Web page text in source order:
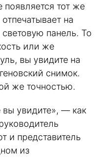
тот же
на
панель. То
или же
вы увидите на
снимок.
же точностью.
увидите», — как
и представитель
из